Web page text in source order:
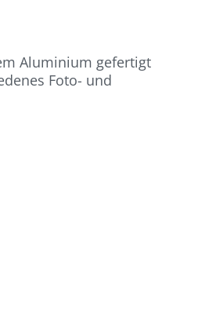
Aluminium gefertigt
Foto- und